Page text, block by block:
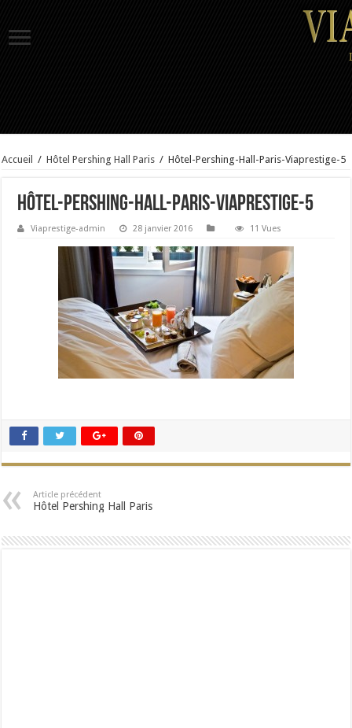
Accueil / Hôtel Pershing Hall Paris / Hôtel-Pershing-Hall-Paris-Viaprestige-5
Hôtel-Pershing-Hall-Paris-Viaprestige-5
Viaprestige-admin 28 janvier 2016 11 Vues
Article précédent
Hôtel Pershing Hall Paris